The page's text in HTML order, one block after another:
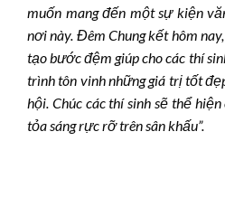
muốn mang đến một sự kiện
nơi này. Đêm Chungkết hôm
tạo bước đệm giúp cho các thí
trình tôn vinh những giá trị tốt
hội. Chúc các thí sinh sẽ thể
tỏa sáng rực rỡ trên sân khấu”.